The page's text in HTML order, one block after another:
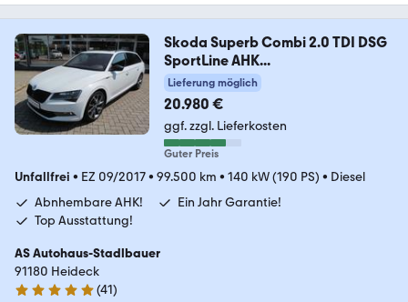
Skoda Superb Combi 2.0 TDI DSG
SportLine AHK...
Lieferung möglich
20.980 €
ggf. zzgl. Lieferkosten
Guter Preis
Unfallfrei • EZ 09/2017• 99.500 km • 140 kW (190 PS) • Diesel
Abnhembare AHK!
Ein Jahr Garantie!
Top Ausstattung!
AS Autohaus-Stadlbauer
91180 Heideck
5 Sterne
(41)